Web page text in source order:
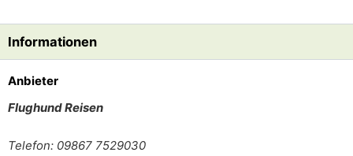
Informationen
Anbieter
Flughund Reisen
Telefon: 09867 7529030